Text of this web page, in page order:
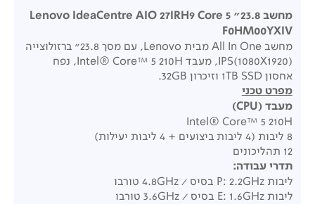
מחשב 23.8" Lenovo IdeaCentre AIO 27IRH9 Core 5
F0HM00YXIV
מחשב All In One מבית Lenovo, עם מסך 23.8" ברזולוצייה
(IPS(1080X1920, מעבד Intel® Core™ 5 210H, נפח
אחסון 1TB SSD וזיכרון 32GB.
מפרט טכני
מעבד(CPU)
Intel® Core™ 5 210H
8 ליבות (4 ליבות ביצועים + 4 ליבות יעילות)
12 תהליכונים
תדרי עבודה:
ליבות P:2.2GHz בסיס / ‎4.8GHz
טורבו
ליבות E:1.6GHz בסיס / ‎3.6GHz
טורבו